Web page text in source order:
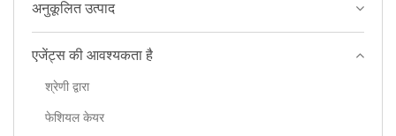
अनुकूलित उत्पाद
एजेंट्स की आवश्यकता है
श्रेणी द्वारा
फेशियल केयर